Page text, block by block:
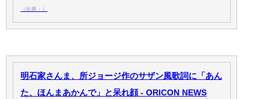
（出典：）
明石家さんま、所ジョージ作のサザン風歌詞に「あん
た、ほんまあかんで」と呆れ顔 - ORICON NEWS